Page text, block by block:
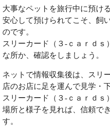
大事なペットを旅行中に預け
安心して預けられてこそ、飼
のです。
スリーカード（３‐ｃａｒｄ
な所か、確認をしましょう。
ネットで情報収集後は、スリ
店のお店に足を運んで見学・
スリーカード（３‐ｃａｒｄ
場所と様子を見れば、信頼で
す。